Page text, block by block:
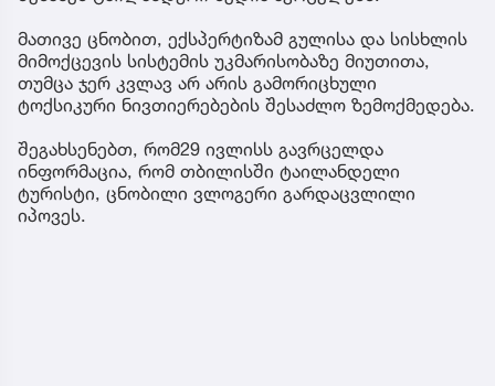
მათივე ცნობით, ექსპერტიზამ გულისა და სისხლის
მიმოქცევის სისტემის უკმარისობაზე მიუთითა,
თუმცა ჯერ კვლავ არ არის გამორიცხული
ტოქსიკური ნივთიერებების შესაძლო ზემოქმედება.
შეგახსენებთ, რომ29 ივლისს გავრცელდა
ინფორმაცია, რომ თბილისში ტაილანდელი
ტურისტი, ცნობილი ვლოგერი გარდაცვლილი
იპოვეს.